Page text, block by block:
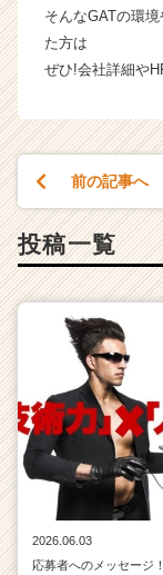
そんなGATの環
た方は
ぜひ!会社詳細や
前の記事へ
投稿一覧
2026.06.03
応募者へのメッセージ